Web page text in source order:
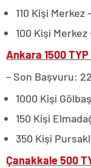
110 Kişi Merkez
100 Kişi Merkez
Ankara 1500 TYP
– Son Başvuru:
1000 Kişi
150 Kişi
350 Kişi
Çanakkale 500